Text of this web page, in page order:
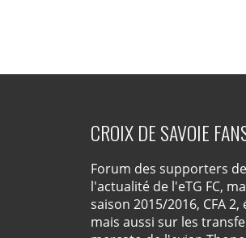
CROIX DE SAVOIE
Forum des supporters
l'actualité de l'eTG FC,
saison 2015/2016, CFA
mais aussi sur les